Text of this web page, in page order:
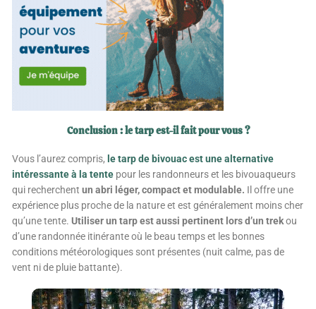
Conclusion : le tarp est-il fait pour vous ?
Vous l’aurez compris, le tarp de bivouac est une alternative
intéressante à la tente pour les randonneurs et les bivouaqueurs
qui recherchentun abri léger, compact et modulable. Il offre une
expérience plus proche de la nature et est généralement moins cher
qu’une tente.Utiliser un tarp est aussi pertinent lors d’un trekou
d’une randonnée itinérante où le beau temps et les bonnes
conditions météorologiques sont présentes (nuit calme, pas de
vent ni de pluie battante).